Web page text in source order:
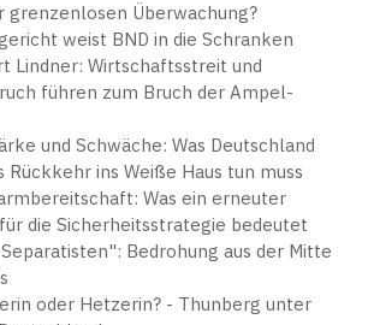
grenzenlosen Überwachung?
weist BND in die Schranken
Lindner: Wirtschaftsstreit und
führen zum Bruch der Ampel-
und Schwäche: Was Deutschland
Rückkehr ins Weiße Haus tun muss
Was ein erneuter
die Sicherheitsstrategie bedeutet
Bedrohung aus der Mitte
oder Hetzerin? - Thunberg unter